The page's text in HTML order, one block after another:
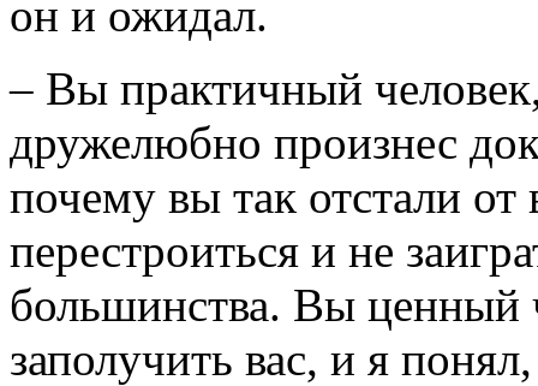
он и ожидал.
– Вы практичный
дружелюбно произнес
почему вы так отстали
перестроиться и не
большинства. Вы ценный
заполучить вас, и я